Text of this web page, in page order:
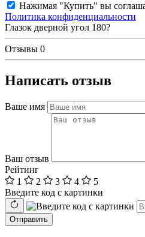
Нажимая "Купить" вы
Политика конфиденциальности
Глазок дверной угол 180?
Отзывы 0
Написать отзыв
Ваше имя
Ваш отзыв
Рейтинг
1
2 3 4
5
Введите код с картинки
Отправить